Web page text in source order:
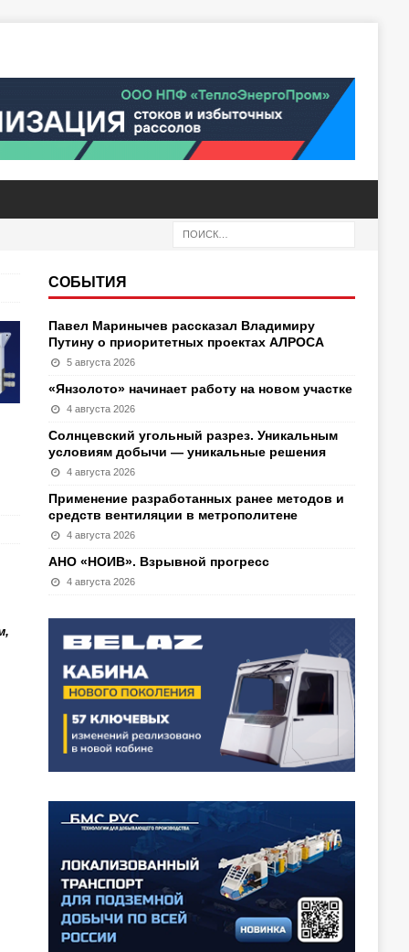
СОБЫТИЯ
Павел Маринычев рассказал Владимиру
Путину о приоритетных проектах АЛРОСА
5 августа 2026
«Янзолото» начинает работу на новом участке
4 августа 2026
Солнцевский угольный разрез. Уникальным
условиям добычи — уникальные решения
4 августа 2026
Применение разработанных ранее методов и
средств вентиляции в метрополитене
4 августа 2026
АНО «НОИВ». Взрывной прогресс
4 августа 2026